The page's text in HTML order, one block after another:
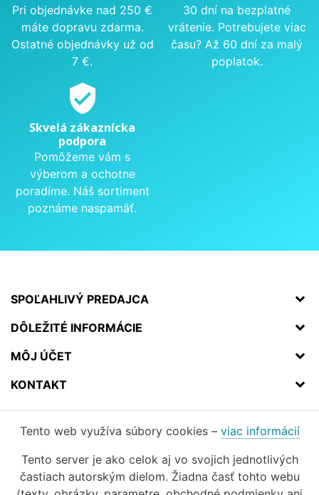
Pri objednávke nad 250 €
máte dopravu zdarma.
Ostatné objednávky už od
7 €.
30 dní na bezplatné
vrátenie. Potrebujete viac
času? Až 60 dní za malý
poplatok.
verified_user
Skvelá zákaznícka
podpora
Pomôžeme vám s
výberom a ochotne
poradíme. Náš sortiment
poznáme naspamäť.
SPOĽAHLIVÝ PREDAJCA
DÔLEŽITÉ INFORMÁCIE
MÔJ ÚČET
KONTAKT
Tento web využíva súbory cookies – viac informácií
Tento server je ako celok aj vo svojich jednotlivých
častiach autorským dielom. Žiadna časť tohto webu